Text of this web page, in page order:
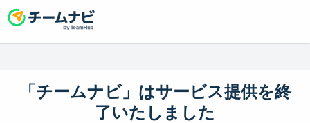
「チームナビ」はサービス提供を終
了いたしました